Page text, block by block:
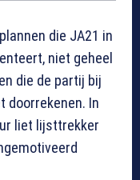
die JA21 in
niet geheel
die de partij bij
doorrekenen. In
liet lijsttrekker